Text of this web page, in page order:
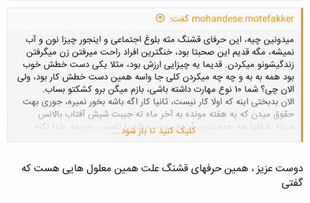
mohandese.motefakker گفت:
میدونین چیه، این حرفای قشنگ مثه بلوغ اجتماعی و اینجور چیزا نون و آب
نمیشه، مگه قدیم این صحبتا بود، خنگترین افراد راحت میرفتن زن میگرفتن
زندگیشونو میکردن. قدیما یه چیزایی ارزش بود، مثلا یکی دست خطش خوب
بود همه به به و چه چه میکردن کلی جا واسه همین دست خطش کار بود، ولی
الان چی؟ شما 10 نوع مهارت داشته باشی، بازم میگن برو کشکتو بساب.
الان بدبختی اینه که اولا کار نیست، ثانیا کار اگه باشه بخور نمیره، جوری بهت
حقوق میدن که یه هفته مونده به آخر ماه ته جیبت شپش آفتاب بالانس
میزنه. شغلها هم همه بدون آینده، بدون مزایا یا تضمین و بیمه. خدا نکنه
مریض بشی حقوق قطع در حالت بدتر اخراج و کلی هم خرج واسه درمان.
بعد در ضمن تو زمینه ازدواج یه نوع رقابت هم وجود داره، مثلا فرض کن شما از
خانمی خوشت اومد، یک شخص دیگه هم از اون خانم خوشش اومد، کسی
برنده این رقابت میشه که پول داشته باشه. این رقابته هم خیلی سخت کرده کار
کلیک کنید تا باز شود...
دوست عزیز ، همین حرفهای قشنگ علت همین معلول هایی هست که
گفتی